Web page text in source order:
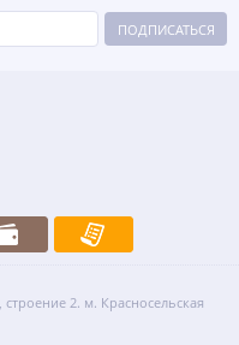
ПОДПИСАТЬСЯ
2. м. Красносельская